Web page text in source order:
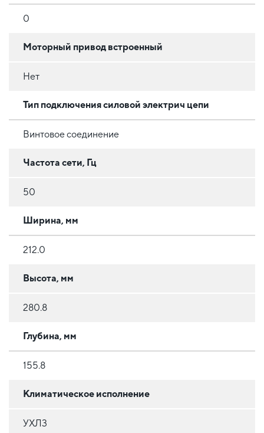
0
Моторный привод встроенный
Нет
Тип подключения силовой электрич цепи
Винтовое соединение
Частота сети, Гц
50
Ширина, мм
212.0
Высота, мм
280.8
Глубина, мм
155.8
Климатическое исполнение
УХЛ3